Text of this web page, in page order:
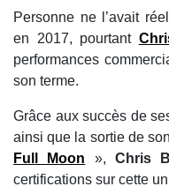
Personne ne l’avait
en 2017, pourtant
performances
son terme.
Grâce aux succès de
ainsi que la sortie de
Full Moon »,Chris
certifications sur cette